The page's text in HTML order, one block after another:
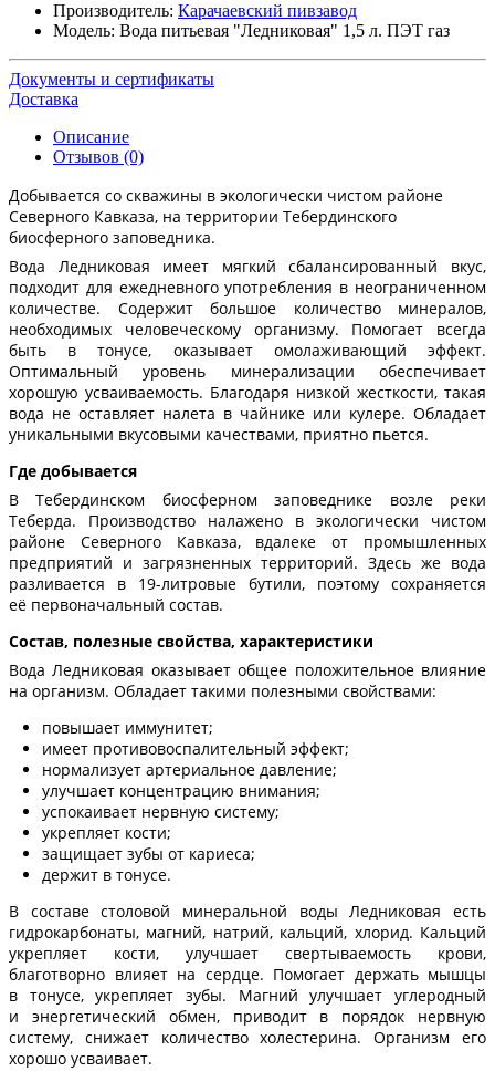
Производитель: Карачаевский пивзавод
Модель: Вода питьевая "Ледниковая" 1,5 л. ПЭТ газ
Документы и сертификаты
Доставка
Описание
Отзывов (0)
Добывается со скважины в экологически чистом районе
Северного Кавказа, на территории Тебердинского
биосферного заповедника.
Вода Ледниковая имеет мягкий сбалансированный вкус,
подходит для ежедневного употребления в неограниченном
количестве. Содержит большое количество минералов,
необходимых человеческому организму. Помогает всегда
быть в тонусе, оказывает омолаживающий эффект.
Оптимальный уровень минерализации обеспечивает
хорошую усваиваемость. Благодаря низкой жесткости, такая
вода не оставляет налета в чайнике или кулере. Обладает
уникальными вкусовыми качествами, приятно пьется.
Где добывается
В Тебердинском биосферном заповеднике возле реки
Теберда. Производство налажено в экологически чистом
районе Северного Кавказа, вдалеке от промышленных
предприятий и загрязненных территорий. Здесь же вода
разливается в 19-литровые бутили, поэтому сохраняется
её первоначальный состав.
Состав, полезные свойства, характеристики
Вода Ледниковая оказывает общее положительное влияние
на организм. Обладает такими полезными свойствами:
повышает иммунитет;
имеет противовоспалительный эффект;
нормализует артериальное давление;
улучшает концентрацию внимания;
успокаивает нервную систему;
укрепляет кости;
защищает зубы от кариеса;
держит в тонусе.
В составе столовой минеральной воды Ледниковая есть
гидрокарбонаты, магний, натрий, кальций, хлорид. Кальций
укрепляет кости, улучшает свертываемость крови,
благотворно влияет на сердце. Помогает держать мышцы
в тонусе, укрепляет зубы. Магний улучшает углеродный
и энергетический обмен, приводит в порядок нервную
систему, снижает количество холестерина. Организм его
хорошо усваивает.